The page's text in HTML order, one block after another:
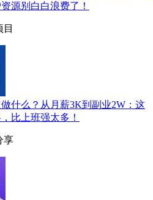
源别白白浪费了！
目
什么？从月薪3K到副业2W：这
比上班强太多！
享